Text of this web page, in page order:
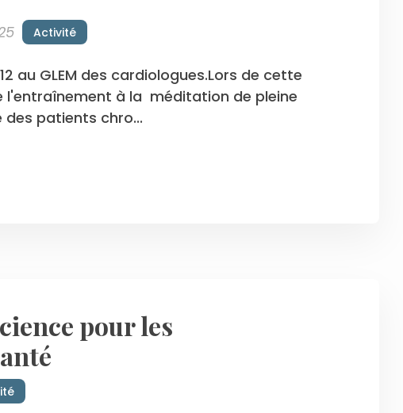
Activité
au GLEM des cardiologues.Lors de cette
l'entraînement à la méditation de pleine
patients chro...
pour les